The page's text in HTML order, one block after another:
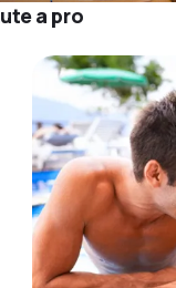
a pro